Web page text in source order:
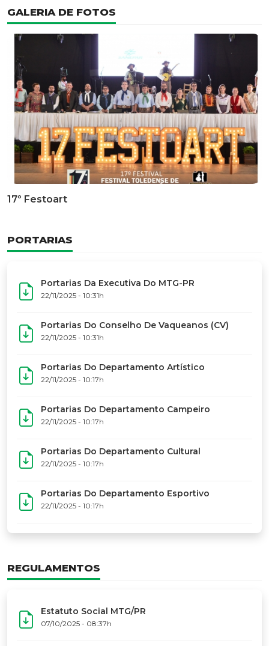
GALERIA DE FOTOS
17º Festoart
PORTARIAS
Portarias Da Executiva Do MTG-PR
22/11/2025 - 10:31h
Portarias Do Conselho De Vaqueanos (CV)
22/11/2025 - 10:31h
Portarias Do Departamento Artístico
22/11/2025 - 10:17h
Portarias Do Departamento Campeiro
22/11/2025 - 10:17h
Portarias Do Departamento Cultural
22/11/2025 - 10:17h
Portarias Do Departamento Esportivo
22/11/2025 - 10:17h
REGULAMENTOS
Estatuto Social MTG/PR
07/10/2025 - 08:37h